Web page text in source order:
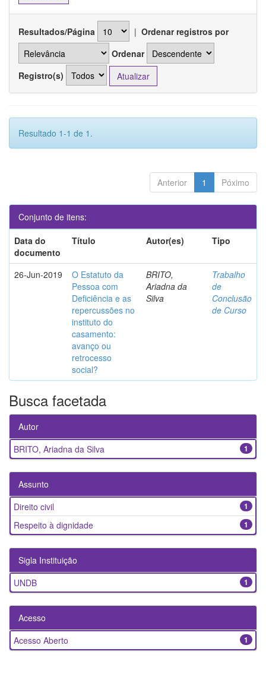
Resultados/Página | Ordenar registros por
Ordenar
Registro(s)
Resultado 1-1 de 1.
Anterior 1 Póximo
Conjunto de itens:
Data do
documento
Título Autor(es) Tipo
26-Jun-2019
O Estatuto da
Pessoa com
Deficiência e as
repercussões no
instituto do
casamento:
avanço ou
retrocesso
social?
BRITO,
Ariadna da
Silva
Trabalho
de
Conclusão
de Curso
Busca facetada
Autor
1
BRITO, Ariadna da Silva
Assunto
1
Direito civil
1
Respeito à dignidade
Sigla Instituição
1
UNDB
Acesso
1
Acesso Aberto